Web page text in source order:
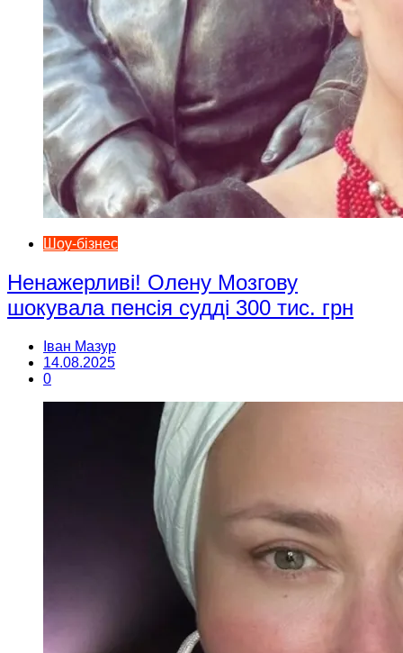
Шоу-бізнес
Ненажерливі! Олену Мозгову
шокувала пенсія судді 300 тис. грн
Іван Мазур
14.08.2025
0